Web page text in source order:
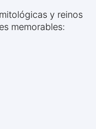
y reinos
memorables: